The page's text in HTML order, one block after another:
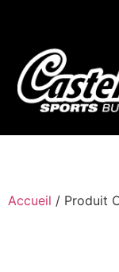
Accueil / Produit